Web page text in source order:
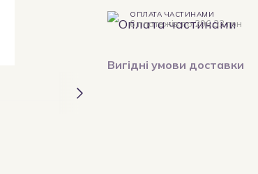
ОПЛАТА ЧАСТИНАМИ
6 платежів по 296.33 грн
Вигідні умови доставки